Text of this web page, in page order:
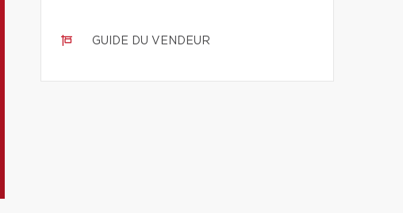
GUIDE DU VENDEUR